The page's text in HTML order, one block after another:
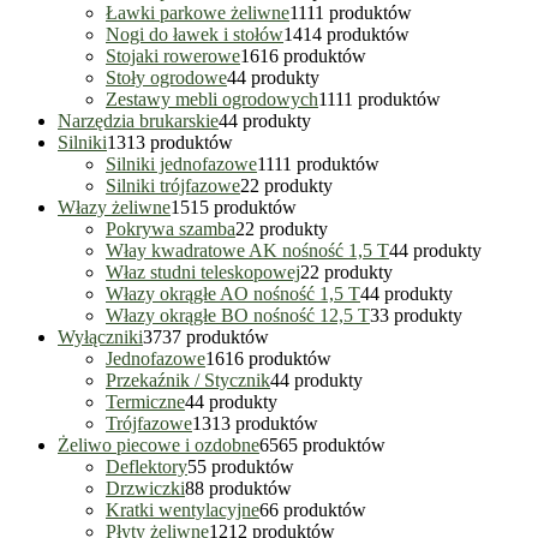
Ławki parkowe żeliwne1111 produktów
Nogi do ławek i stołów1414 produktów
Stojaki rowerowe1616 produktów
Stoły ogrodowe44 produkty
Zestawy mebli ogrodowych1111 produktów
Narzędzia brukarskie44 produkty
Silniki1313 produktów
Silniki jednofazowe1111 produktów
Silniki trójfazowe22 produkty
Włazy żeliwne1515 produktów
Pokrywa szamba22 produkty
Włay kwadratowe AK nośność 1,5 T44 produkty
Właz studni teleskopowej22 produkty
Włazy okrągłe AO nośność 1,5 T44 produkty
Włazy okrągłe BO nośność 12,5 T33 produkty
Wyłączniki3737 produktów
Jednofazowe1616 produktów
Przekaźnik / Stycznik44 produkty
Termiczne44 produkty
Trójfazowe1313 produktów
Żeliwo piecowe i ozdobne6565 produktów
Deflektory55 produktów
Drzwiczki88 produktów
Kratki wentylacyjne66 produktów
Płyty żeliwne1212 produktów